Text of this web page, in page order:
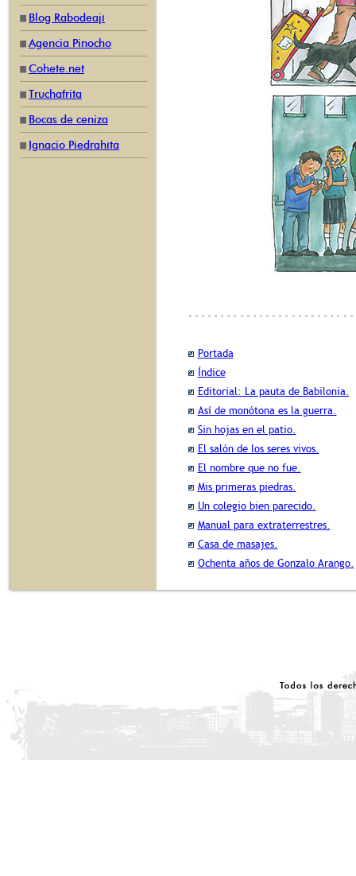
Blog Rabodeají
Agencia Pinocho
Cohete.net
Truchafrita
Bocas de ceniza
Ignacio Piedrahíta
Portada
Índice
Editorial: La pauta de Babilonia.
Así de monótona es la guerra.
Sin hojas en el patio.
El salón de los seres vivos.
El nombre que no fue.
Mis primeras piedras.
Un colegio bien parecido.
Manual para extraterrestres.
Casa de masajes.
Ochenta años de Gonzalo Arango.